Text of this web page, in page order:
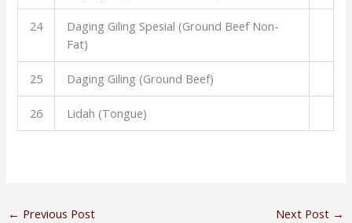
24
Daging Giling Spesial (Ground Beef Non-
Fat)
25 Daging Giling (Ground Beef)
26 Lidah (Tongue)
← Previous Post Next Post →